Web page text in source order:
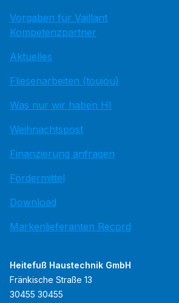
Vorgaben für Vaillant
Kompetenzpartner
Aktuelles
Fliesenarbeiten (toujou)
Was nur wir haben HI
Weihnachtspost
Finanzierung anfragen
Fördermittel
Download
Markenlieferanten Record
Heitefuß Haustechnik GmbH
Fränkische Straße 13
30455 30455